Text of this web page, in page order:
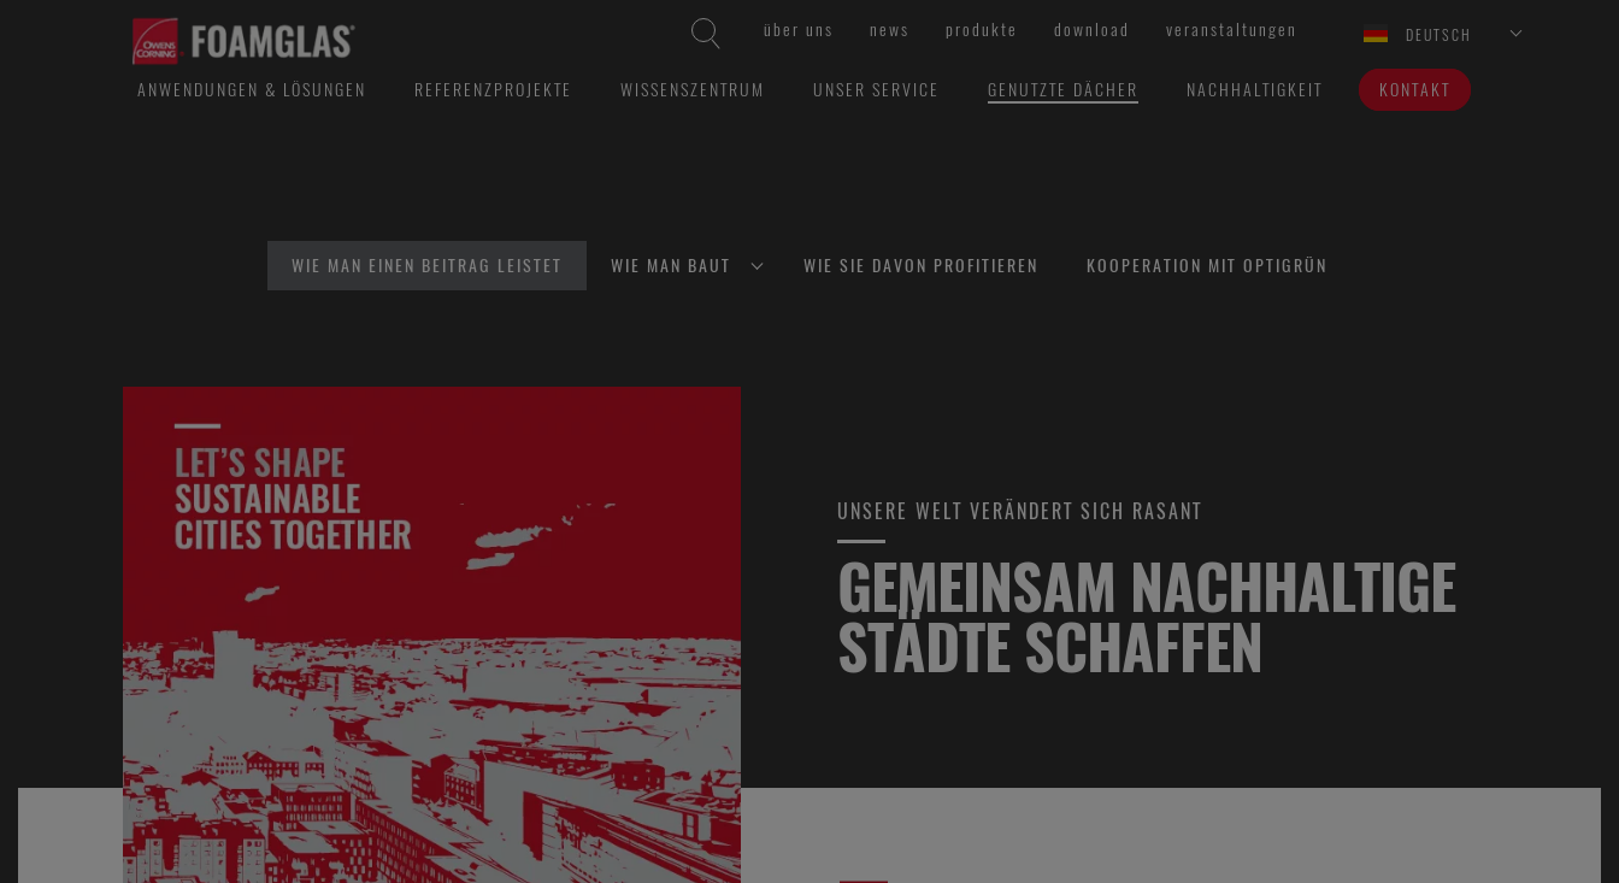
über uns news produkte download veranstaltungen DEUTSCH
ANWENDUNGEN & LÖSUNGEN REFERENZPROJEKTE WISSENSZENTRUM UNSER SERVICE GENUTZTE DÄCHER NACHHALTIGKEIT KONTAKT
WIE MAN EINEN BEITRAG LEISTET WIE MAN BAUT WIE SIE DAVON PROFITIEREN KOOPERATION MIT OPTIGRÜN
UNSERE WELT VERÄNDERT SICH RASANT
GEMEINSAM NACHHALTIGE
STÄDTE SCHAFFEN